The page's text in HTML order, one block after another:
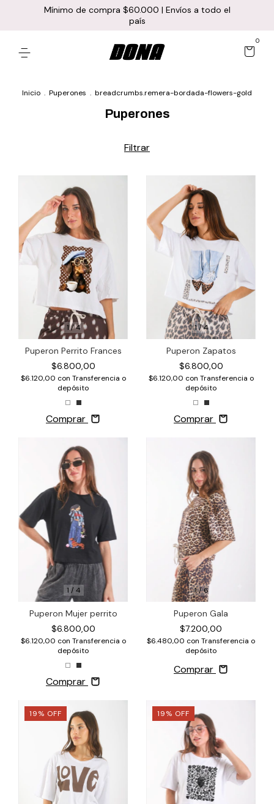
Mínimo de compra $60.000 | Envíos a todo el
país
0
Inicio . Puperones . breadcrumbs.remera-bordada-flowers-gold
Puperones
Filtrar
1/4
Puperon Perrito Frances
$6.800,00
$6.120,00 con Transferencia o
depósito
Comprar
1/4
Puperon Zapatos
$6.800,00
$6.120,00 con Transferencia o
depósito
Comprar
1 / 4
Puperon Mujer perrito
$6.800,00
$6.120,00 con Transferencia o
depósito
Comprar
1/6
Puperon Gala
$7.200,00
$6.480,00 con Transferencia o
depósito
Comprar
19% OFF 19% OFF